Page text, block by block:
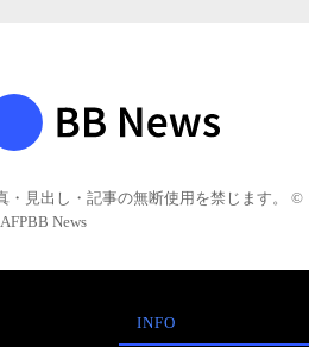
・見出し・記事の無断使用を禁じます。 ©
AFPBB News
INFO